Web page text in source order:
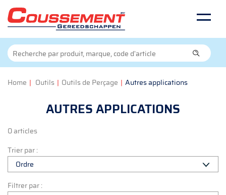
Home | Outils | Outils de Perçage | Autres applications
AUTRES APPLICATIONS
0 articles
Trier par :
Filtrer par :